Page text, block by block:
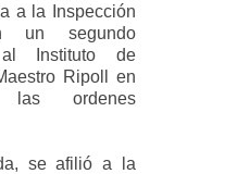
a la Inspección
un segundo
Instituto de
Ripoll en
las ordenes
se afilió a la